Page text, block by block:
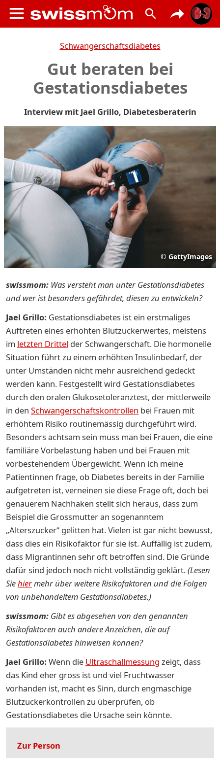
Schwangerschaftsdiabetes
Gut beraten bei
Gestationsdiabetes
Interview mit Jael Grillo, Diabetesberaterin
© GettyImages
swissmom: Was versteht man unter Gestationsdiabetes
und wer ist besonders gefährdet, diesen zu entwickeln?
Jael Grillo: Gestationsdiabetes ist ein erstmaliges
Auftreten eines erhöhten Blutzuckerwertes, meistens
im letzten Drittel der Schwangerschaft. Die hormonelle
Situation führt zu einem erhöhten Insulinbedarf, der
unter Umständen nicht mehr ausreichend gedeckt
werden kann. Festgestellt wird Gestationsdiabetes
durch den oralen Glukosetoleranztest, der mittlerweile
in den Schwangerschaftskontrollen bei Frauen mit
erhöhtem Risiko routinemässig durchgeführt wird.
Besonders achtsam sein muss man bei Frauen, die eine
familiäre Vorbelastung haben und bei Frauen mit
vorbestehendem Übergewicht. Wenn ich meine
Patientinnen frage, ob Diabetes bereits in der Familie
aufgetreten ist, verneinen sie diese Frage oft, doch bei
genauerem Nachhaken stellt sich heraus, dass zum
Beispiel die Grossmutter an sogenanntem
„Alterszucker“ gelitten hat. Vielen ist gar nicht bewusst,
dass dies ein Risikofaktor für sie ist. Auffällig ist zudem,
dass Migrantinnen sehr oft betroffen sind. Die Gründe
dafür sind jedoch noch nicht vollständig geklärt.(Lesen
Siehiermehr über weitere Risikofaktoren und die Folgen
von unbehandeltem Gestationsdiabetes.)
swissmom: Gibt es abgesehen von den genannten
Risikofaktoren auch andere Anzeichen, die auf
Gestationsdiabetes hinweisen können?
Jael Grillo: Wenn die Ultraschallmessung zeigt, dass
das Kind eher gross ist und viel Fruchtwasser
vorhanden ist, macht es Sinn, durch engmaschige
Blutzuckerkontrollen zu überprüfen, ob
Gestationsdiabetes die Ursache sein könnte.
Zur Person